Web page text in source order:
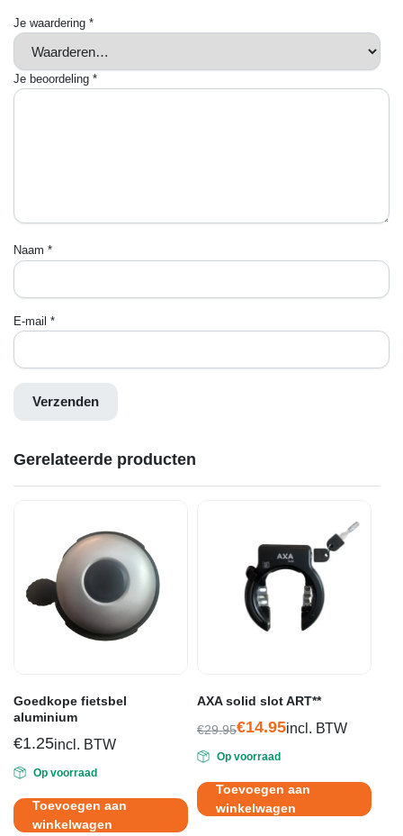
Je waardering *
Je beoordeling *
Naam *
E-mail *
Gerelateerde producten
Goedkope fietsbel
aluminium
€1.25incl. BTW
Op voorraad
Toevoegen aan
winkelwagen
AXA solid slot ART**
€29.95
prijs
was:
€29.95.
€14.95
prijs
is:
€14.95.
incl. BTW
Op voorraad
Toevoegen aan
winkelwagen